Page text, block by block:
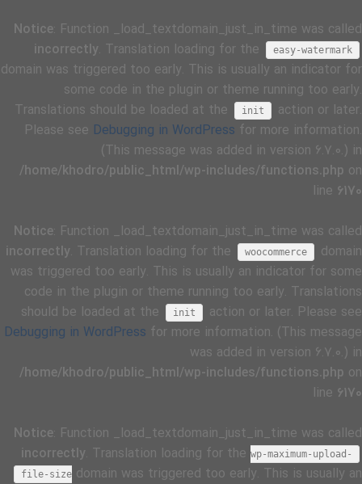
Notice: Function _load_textdomain_just_in_time was called
incorrectly. Translation loading for the easy-watermark
domain was triggered too early. This is usually an indicator for
some code in the plugin or theme running too early.
Translations should be loaded at the
init
action or later.
Please see Debugging in WordPress for more information.
(This message was added in version 6.7.0.) in
/home/khodro/public_html/wp-includes/functions.php on
line 6170
Notice: Function _load_textdomain_just_in_time was called
incorrectly. Translation loading for the woocommerce
domain
was triggered too early. This is usually an indicator for some
code in the plugin or theme running too early. Translations
should be loaded at the
init
action or later. Please see
Debugging in WordPress for more information. (This message
was added in version 6.7.0.) in
/home/khodro/public_html/wp-includes/functions.php on
line 6170
Notice: Function _load_textdomain_just_in_time was called
incorrectly. Translation loading for the wp-maximum-upload-
file-size domain was triggered too early. This is usually an